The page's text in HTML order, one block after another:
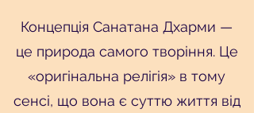
Концепція Санатана Дхарми —
це природа самого творіння. Це
«оригінальна релігія» в тому
сенсі, що вона є суттю життя від